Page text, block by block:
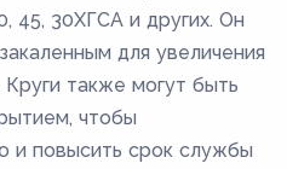
45, 30ХГСА и других. Он
для увеличения
также могут быть
чтобы
и повысить срок службы